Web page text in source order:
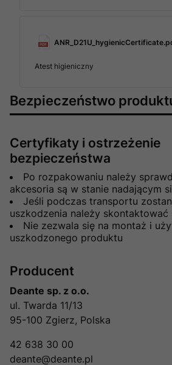
Atest higieniczny
Bezpieczeństwo
Certyfikaty i ostrzeżenie
bezpieczeństwa
Po rozpakowaniu należy
akcesoria są w stanie nadającym
Jeśli podczas transportu
uszkodzenia należy skontaktować
Nie zezwala się na montaż i
uszkodzonego produktu
Producent
Deante sp. z o.o.
ul. Twarda 11/13
95-100 Zgierz, Polska
42 638 30 00
deante@deante.pl